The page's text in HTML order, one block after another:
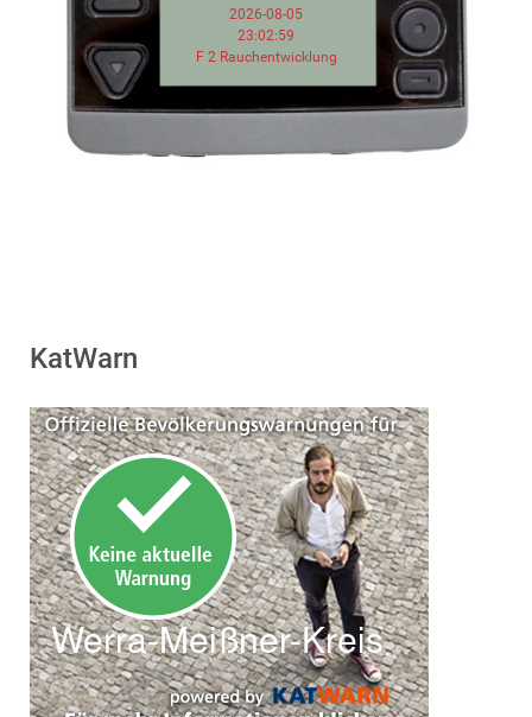
2026-08-05
23:02:59
F 2 Rauchentwicklung
KatWarn